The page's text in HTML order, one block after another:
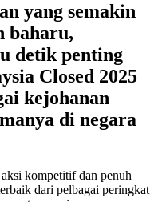
yang semakin
baharu,
detik penting
Closed 2025
kejohanan
di negara
kompetitif dan penuh
dari pelbagai peringkat